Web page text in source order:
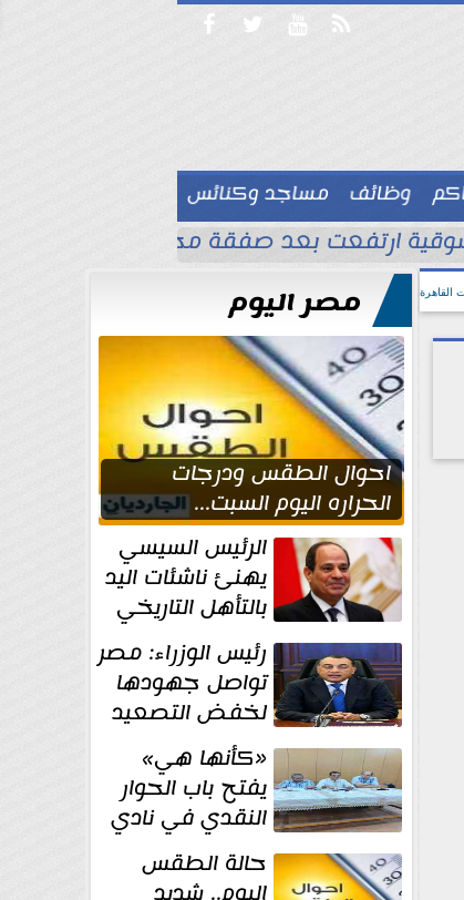
   
وظائف
مساجد وكنائس

ارتفعت بعد صفقة محمد صلاح
القاهرة مصر اليوم
احوال الطقس ودرجات
الحراره اليوم السبت...
العظمى في القاهره 36
درجة الرئيس السيسي
يهنئ ناشئات اليد
بالتأهل التاريخي
إلى نصف نهائي
كأس العالم رئيس الوزراء: مصر
تواصل جهودها
لخفض التصعيد
والحفاظ على
الاستقرار الإقليمي«كأنها هي»
يفتح باب الحوار
النقدي في نادي
أدب مصر الجديدة
حالة الطقس